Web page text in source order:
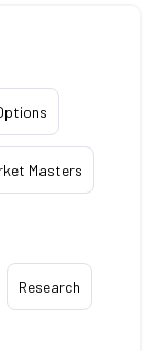
Masters
Research